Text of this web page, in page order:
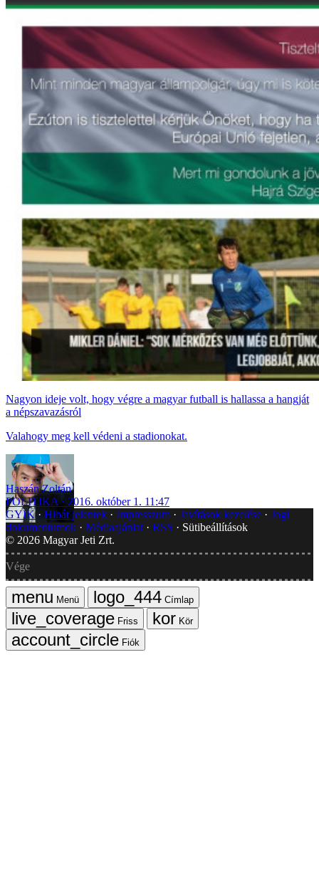
Nagyon ideje volt, hogy végre a magyar futball is hallassa a hangját
a népszavazásról
Valahogy meg kell védeni a stadionokat.
Haszán Zoltán
POLITIKA
2016. október 1. 11:47
GYIK
Hibát jelentek Impresszum Javítások kezelése
Jogi
dokumentumok
Médiaajánlat RSS
Sütibeállítások
© 2026 Magyar Jeti Zrt.
Vége
Menü
Címlap
Friss
Kör
Fiók